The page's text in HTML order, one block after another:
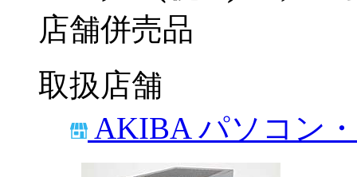
店舗併売品
取扱店舗
AKIBA パソコン